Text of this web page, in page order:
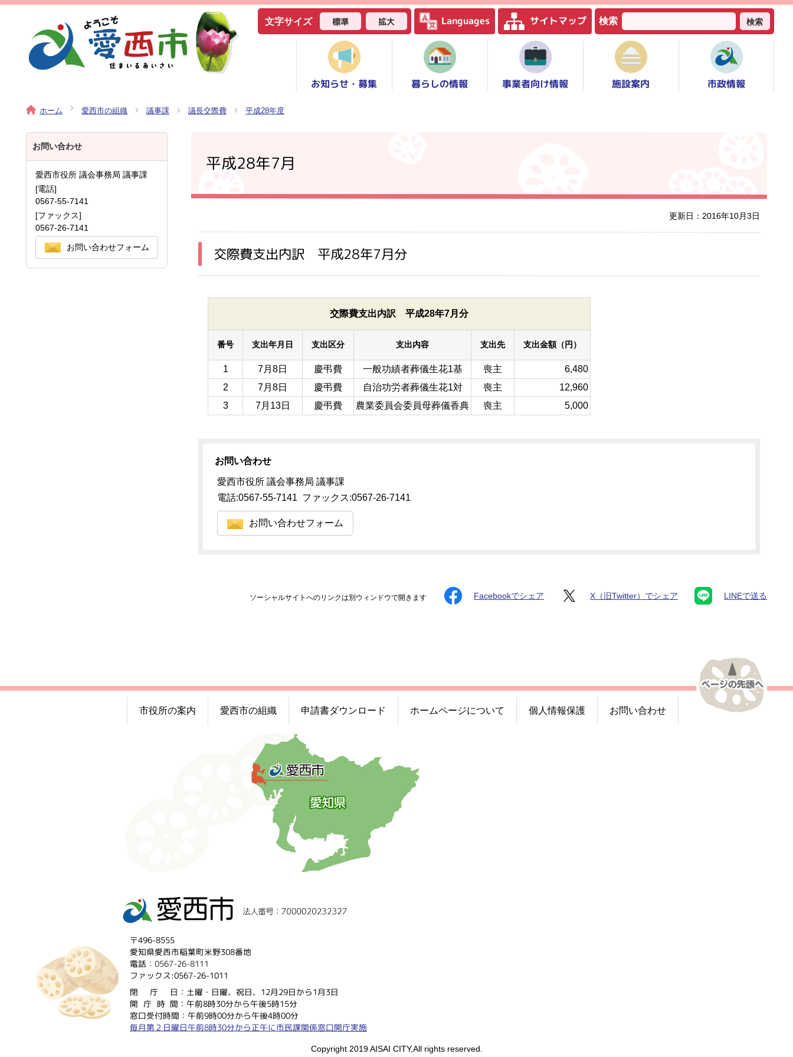
文字サイズ 標準 拡大 Languages サイトマップ 検索 検索
お知らせ・募集 暮らしの情報 事業者向け情報 施設案内 市政情報
ホーム 愛西市の組織 議事課 議長交際費 平成28年度
平成28年7月
更新日：2016年10月3日
交際費支出内訳 平成28年7月分
交際費支出内訳 平成28年7月分
番号 支出年月日 支出区分 支出内容 支出先 支出金額（円）
1 7月8日 慶弔費 一般功績者葬儀生花1基 喪主
6,480
2
7月8日 慶弔費 自治功労者葬儀生花1対 喪主
12,960
3
7月13日 慶弔費 農業委員会委員母葬儀香典 喪主 5,000
お問い合わせ
愛西市役所 議会事務局 議事課
電話:0567-55-7141 ファックス:0567-26-7141
お問い合わせフォーム
お問い合わせ
愛西市役所 議会事務局 議事課
[電話]
0567-55-7141
[ファックス]
0567-26-7141
お問い合わせフォーム
ソーシャルサイトへのリンクは別ウィンドウで開きます Facebookでシェア X（旧Twitter）でシェア LINEで送る
市役所の案内 愛西市の組織 申請書ダウンロード ホームページについて 個人情報保護 お問い合わせ
〒496-8555
愛知県愛西市稲葉町米野308番地
電話：0567-26-8111
ファックス:0567-26-1011
閉庁 日：土曜・日曜、祝日、12月29日から1月3日
開庁時 間：午前8時30分から午後5時15分
窓口受付時間：午前9時00分から午後4時00分
毎月第２日曜日午前8時30分から正午に市民課関係窓口開庁実施
Copyright 2019 AISAI CITY,All rights reserved.